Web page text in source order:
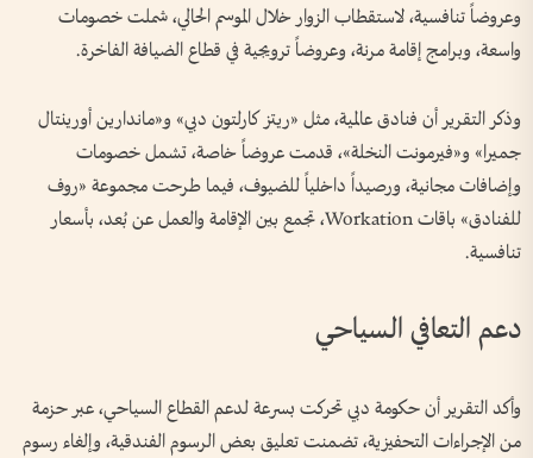
وعروضاً تنافسية، لاستقطاب الزوار خلال الموسم الحالي، شملت خصومات
واسعة، وبرامج إقامة مرنة، وعروضاً ترويجية في قطاع الضيافة الفاخرة.
وذكر التقرير أن فنادق عالمية، مثل «ريتز كارلتون دبي» و«ماندارين أورينتال
جميرا» و«فيرمونت النخلة»، قدمت عروضاً خاصة، تشمل خصومات
وإضافات مجانية، ورصيداً داخلياً للضيوف، فيما طرحت مجموعة «روف
للفنادق» باقات Workation، تجمع بين الإقامة والعمل عن بُعد، بأسعار
تنافسية.
دعم التعافي السياحي
وأكد التقرير أن حكومة دبي تحركت بسرعة لدعم القطاع السياحي، عبر حزمة
من الإجراءات التحفيزية، تضمنت تعليق بعض الرسوم الفندقية، وإلغاء رسوم